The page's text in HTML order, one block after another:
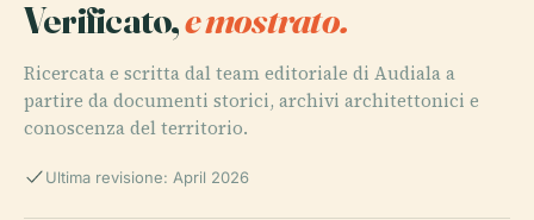
Verificato,e mostrato.
Ricercata e scritta dal team editoriale di Audiala a
partire da documenti storici, archivi architettonici e
conoscenza del territorio.
Ultima revisione: April 2026